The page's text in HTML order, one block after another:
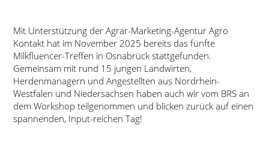
Mit Unterstützung der Agrar-Marketing-Agentur Agro
Kontakt hat im November 2025 bereits das fünfte
Milkfluencer-Treffen in Osnabrück stattgefunden.
Gemeinsam mit rund 15 jungen Landwirten,
Herdenmanagern und Angestellten aus Nordrhein-
Westfalen und Niedersachsen haben auch wir vom BRS an
dem Workshop teilgenommen und blicken zurück auf einen
spannenden, Input-reichen Tag!